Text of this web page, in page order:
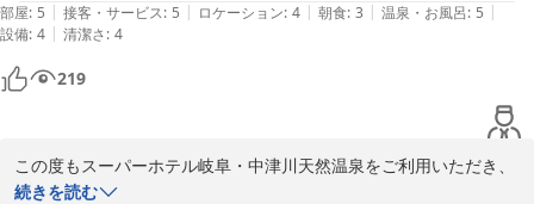
部屋のお水は健康イオン水なので安心して飲むことが出来ます。例え
ばわざわざペットボトルのお茶をこの時期何本か持っていかなくても自
宅から水だし用のお茶のパックとマグボトルを持っていけば　荷物が軽
くてすみます。
朝食は自分が鶏肉が嫌いなのでけいちゃんとかチキンバー？を除くとお
かずの種類が少なくなってしまうのであくまでも自分の食べ物の好みの
問題なので☆３にしました。
部屋: 5 | 接客・サービス: 5 | ロケーション: 4 | 朝食: 3 | 温泉・お風呂: 5 |
設備: 4 | 清潔さ: 4
219
この度もスーパーホテル岐阜・中津川天然温泉をご利用いただき、
誠にありがとうございます。2回目のご宿泊とのこと、再び当館を
続きを読む